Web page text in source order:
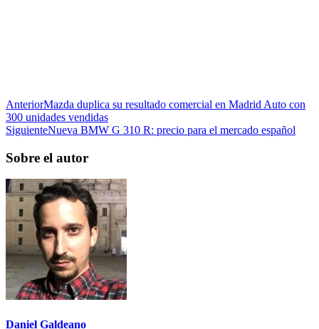
AnteriorMazda duplica su resultado comercial en Madrid Auto con
300 unidades vendidas
SiguienteNueva BMW G 310 R: precio para el mercado español
Sobre el autor
Daniel Galdeano